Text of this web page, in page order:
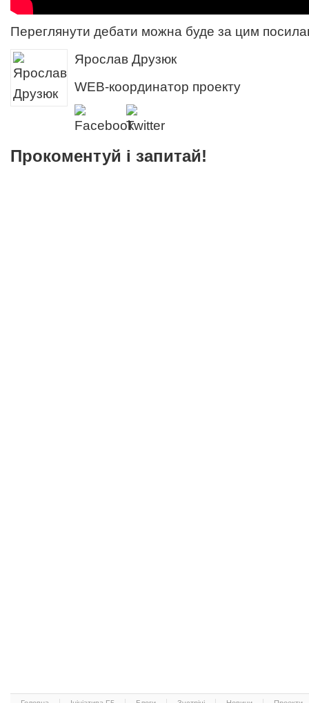
Переглянути дебати можна буде за цим
Ярослав Друзюк
WEB-координатор проекту
Прокоментуй і запитай!